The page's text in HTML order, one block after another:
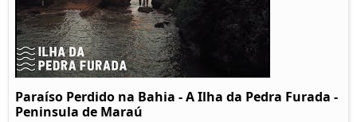
Paraíso Perdido na Bahia - A Ilha da Pedra Furada -
Peninsula de Maraú